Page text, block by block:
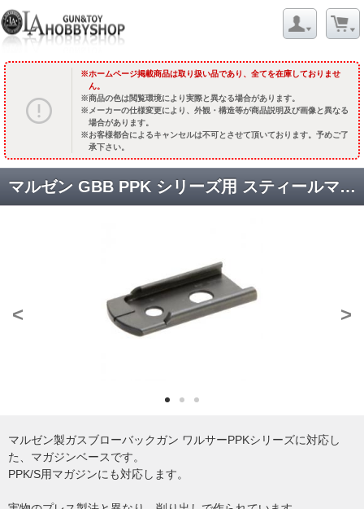
ホームページ掲載商品は取り扱い品であり、全てを在庫しておりませ
ん。
商品の色は閲覧環境により実際と異なる場合があります。
メーカーの仕様変更により、外観・構造等が商品説明及び画像と異なる
場合があります。
お客様都合によるキャンセルは不可とさせて頂いております。予めご了
承下さい。
マルゼン GBB PPK シリーズ用 スティールマガジンベース(フラット) [PPK-01] [取寄]
< >
マルゼン製ガスブローバックガン ワルサーPPKシリーズに対応し
た、マガジンベースです。
PPK/S用マガジンにも対応します。